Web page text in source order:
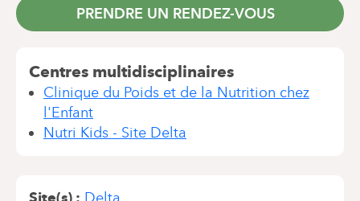
PRENDRE UN RENDEZ-VOUS
Centres multidisciplinaires
Clinique du Poids et de la Nutrition chez
l'Enfant
Nutri Kids - Site Delta